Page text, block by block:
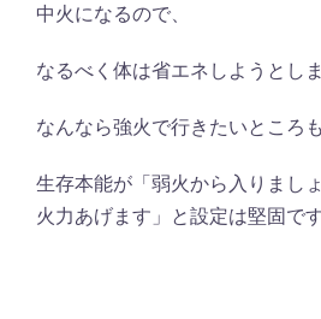
中火になるので、
なるべく体は省エネしようとしま
なんなら強火で行きたいところも
生存本能が「弱火から入りまし
火力あげます」と設定は堅固です